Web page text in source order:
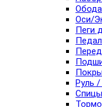
Оси/
Пеги
Руль
Спицы